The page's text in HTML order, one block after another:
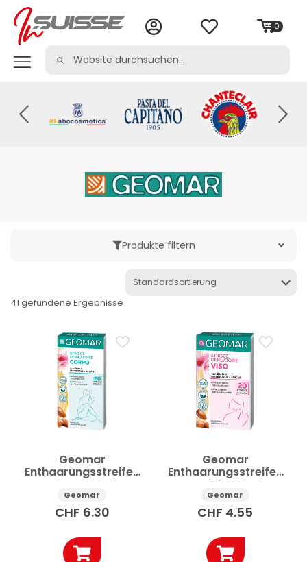
0
Produkte filtern
Alle Filter zurücksetzen
41 gefundene Ergebnisse
Geomar
Enthaarungsstreifen
Körper 20Stk
Geomar
CHF 6.30
Geomar
Enthaarungsstreifen
Gesicht 20Stk
Geomar
CHF 4.55